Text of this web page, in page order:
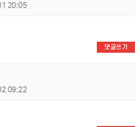
20:05
댓글쓰기
09:22